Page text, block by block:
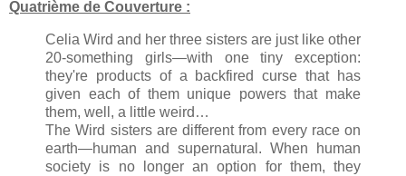
Quatrième de Couverture :
Celia Wird and her three sisters are just like other
20-something girls—with one tiny exception:
they're products of a backfired curse that has
given each of them unique powers that make
them, well, a little weird…
The Wird sisters are different from every race on
earth—human and supernatural. When human
society is no longer an option for them, they